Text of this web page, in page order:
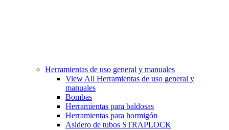
Herramientas de uso general y manuales
View All Herramientas de uso general y
manuales
Bombas
Herramientas para baldosas
Herramientas para hormigón
Asidero de tubos STRAPLOCK